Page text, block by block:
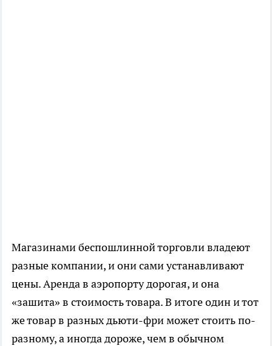
Магазинами беспошлинной торговли владеют
разные компании, и они сами устанавливают
цены. Аренда в аэропорту дорогая, и она
«зашита» в стоимость товара. В итоге один и тот
же товар в разных дьюти-фри может стоить по-
разному, а иногда дороже, чем в обычном